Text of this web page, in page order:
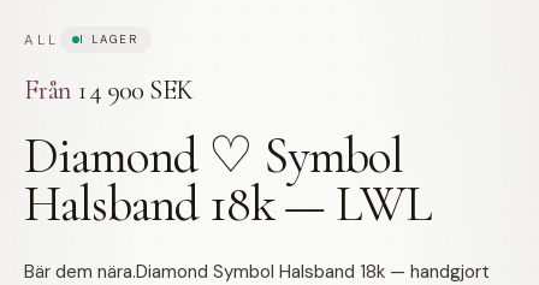
ALL I LAGER
Från 14 900 SEK
Diamond ♡ Symbol
Halsband 18k — LWL
Bär dem nära.Diamond Symbol Halsband 18k — handgjort